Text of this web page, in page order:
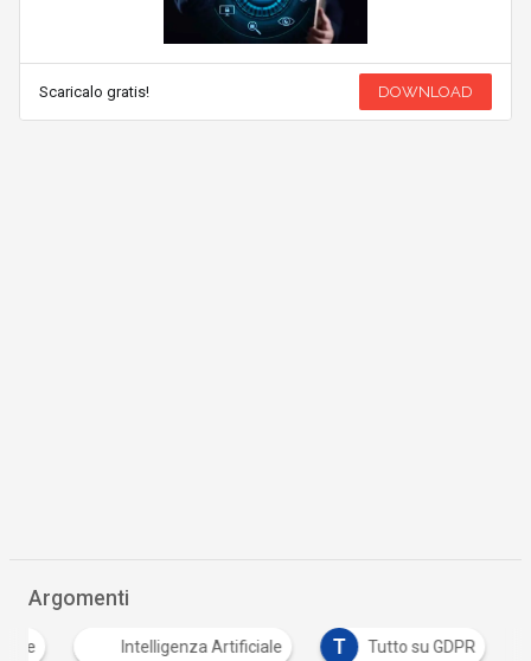
Scaricalo gratis! DOWNLOAD
Argomenti
Intelligenza Artificiale Tutto su GDPR